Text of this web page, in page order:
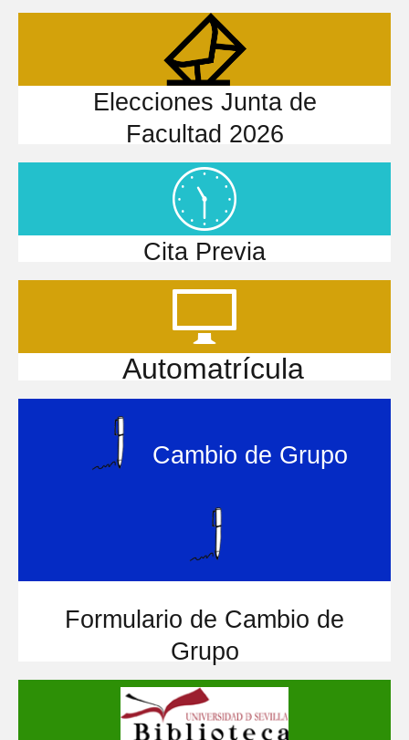
Elecciones Junta de
Facultad 2026
Cita Previa
Automatrícula
Cambio de Grupo
Formulario de Cambio de
Grupo